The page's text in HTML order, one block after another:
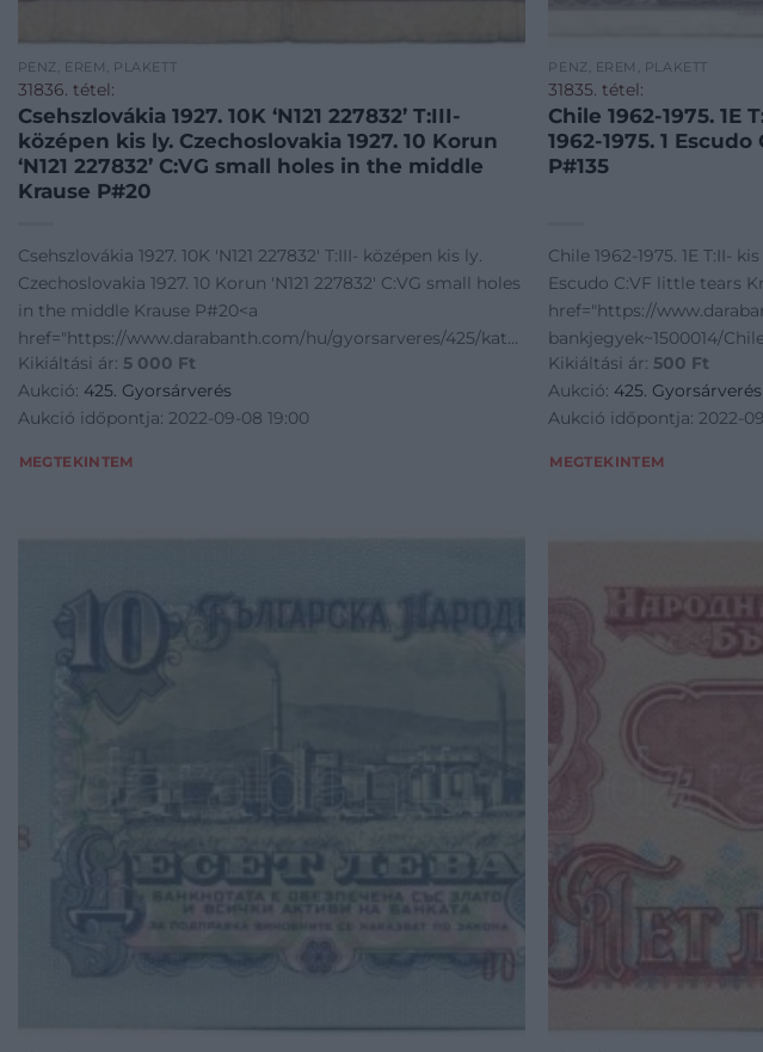
PÉNZ, ÉREM, PLAKETT
31836. tétel:
Csehszlovákia 1927. 10K ‘N121 227832’ T:III-
középen kis ly. Czechoslovakia 1927. 10 Korun
‘N121 227832’ C:VG small holes in the middle
Krause P#20
Csehszlovákia 1927. 10K 'N121 227832' T:III- középen kis ly.
Czechoslovakia 1927. 10 Korun 'N121 227832' C:VG small holes
in the middle Krause P#20<a
href="https://www.darabanth.com/hu/gyorsarveres/425/kategoriak~Numizmatika/
bankjegyek~1500
Kikiáltási ár: 5 000 Ft
Aukció: 425. Gyorsárverés
Aukció időpontja: 2022-09-08 19:00
MEGTEKINTEM
PÉNZ, ÉREM, PLAKETT
31835. tétel:
Chile 1962-1975. 1E
1962-1975. 1
P#135
Chile 1962-1975. 1E T:II-
Escudo C:VF little tears
href="https://
bankjegyek~1500014/
Chil
Kikiáltási ár: 500 Ft
Aukció: 425. Gyorsárverés
Aukció időpontja: 2022-
MEGTEKINTEM